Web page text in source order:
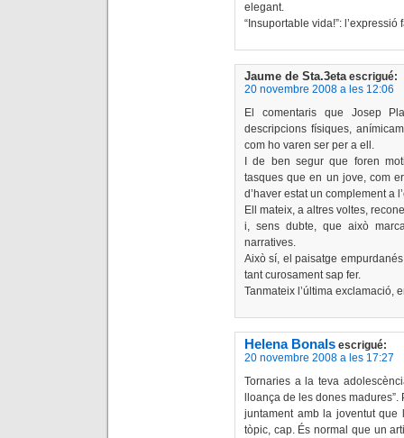
elegant.
“Insuportable vida!”:
Jaume de Sta.3eta escrigué:
20 novembre 2008 a les 12:06
El comentaris que Josep
descripcions físiques,
com ho varen ser per a ell.
I de ben segur que foren
tasques que en un jove, com
d’haver estat un complement a
Ell mateix, a altres voltes,
i, sens dubte, que això
narratives.
Això sí, el paisatge
tant curosament sap fer.
Tanmateix l’última exclamació,
Helena Bonals escrigué:
20 novembre 2008 a les 17:27
Tornaries a la teva
lloança de les dones
juntament amb la joventut
tòpic, cap. És normal que un